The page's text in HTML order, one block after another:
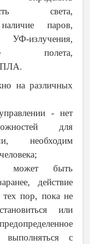
света,
паров,
излучения,
полета,
на различных
- нет
для
необходим
может быть
действие
тех пор, пока не
или
с